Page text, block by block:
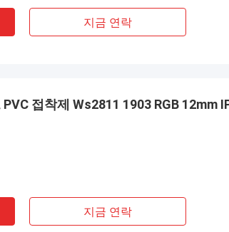
지금 연락
접착제 Ws2811 1903 RGB 12mm
지금 연락